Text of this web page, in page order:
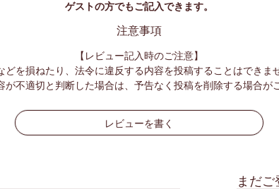
ゲストの方でもご記入できます。
注意事項
【レビュー記入時のご注意】
を損ねたり、法令に違反する内容を投稿することはできま
が不適切と判断した場合は、予告なく投稿を削除する場合が
レビューを書く
まだ